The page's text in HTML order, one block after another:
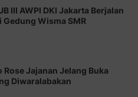
III AWPI DKI Jakarta Berjalan
Gedung Wisma SMR
Rose Jajanan Jelang Buka
Diwaralabakan